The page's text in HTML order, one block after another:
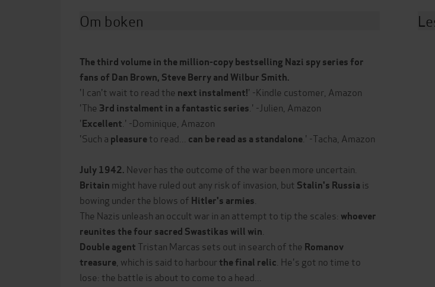
Om boken
The third volume in the million-copy bestselling Nazi spy series for
fans of Dan Brown, Steve Berry and Wilbur Smith.
'I can't wait to read the next instalment!' -Kindle customer, Amazon
'The 3rd instalment in a fantastic series .' -Julien, Amazon
'Excellent .' -Dominique, Amazon
'Such a pleasureto read... can be read as a standalone .' -Tacha, Amazon
July 1942. Never has the outcome of the war been more uncertain.
Britain might have ruled out any risk of invasion, but Stalin's Russia is
bowing under the blows of Hitler's armies
The Nazis unleash an occult war in an attempt to tip the scales: whoever
reunites the four sacred Swastikas will win
Double agent Tristan Marcas sets out in search of the Romanov
treasure , which is said to harbourthe final relic . He's got no time to
lose: the battle is about to come to a head...